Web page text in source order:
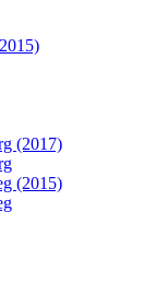
(2017)
(2015)